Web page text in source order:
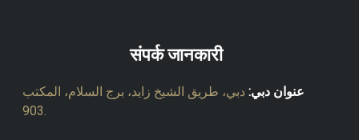
संपर्क जानकारी
عنوان دبي: دبي، طريق الشيخ زايد، برج السلام، المكتب